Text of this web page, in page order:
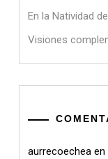
En la Natividad
Visiones
aurrecoechea en